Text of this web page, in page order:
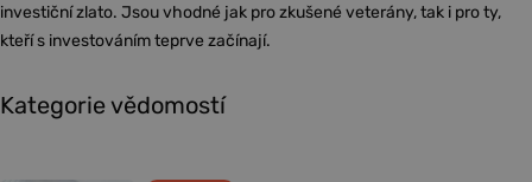
investiční zlato. Jsou vhodné jak pro zkušené veterány, tak i pro ty,
kteří s investováním teprve začínají.
Kategorie vědomostí